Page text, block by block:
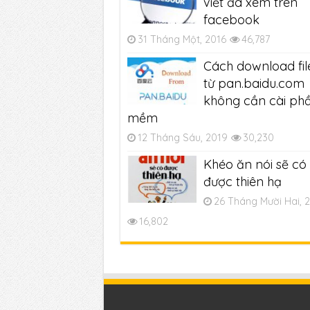
facebook
31 Tháng Một, 2016 46,787
Cách download
từ pan.baidu.com
không cần cài
mềm
12 Tháng Sáu, 2019 30,230
Khéo ăn nói sẽ có
được thiên hạ
26 Tháng Mười Hai,
16,802